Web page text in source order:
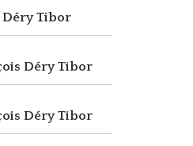
Déry Tibor
Déry Tibor
Déry Tibor